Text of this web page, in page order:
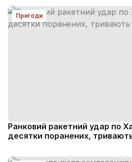
Пригоди
Ранковий ракетний удар по
десятки поранених,